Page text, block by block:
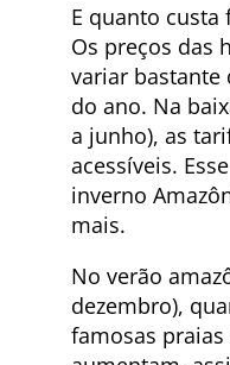
E quanto custa
Os preços das
variar bastante
do ano. Na
a junho), as
acessíveis.
inverno
mais.
No verão
dezembro),
famosas